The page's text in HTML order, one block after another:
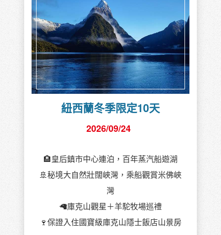
紐西蘭冬季限定10天
2026/09/24
🏨皇后鎮市中心連泊，百年蒸汽船遊湖
🚢秘境大自然壯闊峽灣，乘船觀賞米佛峽
灣
🦙庫克山觀星＋羊駝牧場巡禮
🍷保證入住國寶級庫克山隱士飯店山景房